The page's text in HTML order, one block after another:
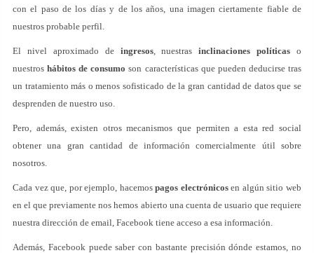
con el paso de los días y de los años, una imagen ciertamente fiable de
nuestros probable perfil.
El nivel aproximado de ingresos, nuestrasinclinaciones políticas o
nuestroshábitos de consumo son características que pueden deducirse tras
un tratamiento más o menos sofisticado de la gran cantidad de datos que se
desprenden de nuestro uso.
Pero, además, existen otros mecanismos que permiten a esta red social
obtener una gran cantidad de información comercialmente útil sobre
nosotros.
Cada vez que, por ejemplo, hacemospagos electrónicosen algún sitio web
en el que previamente nos hemos abierto una cuenta de usuario que requiere
nuestra dirección de email, Facebook tiene acceso a esa información.
Además, Facebook puede saber con bastante precisión dónde estamos, no